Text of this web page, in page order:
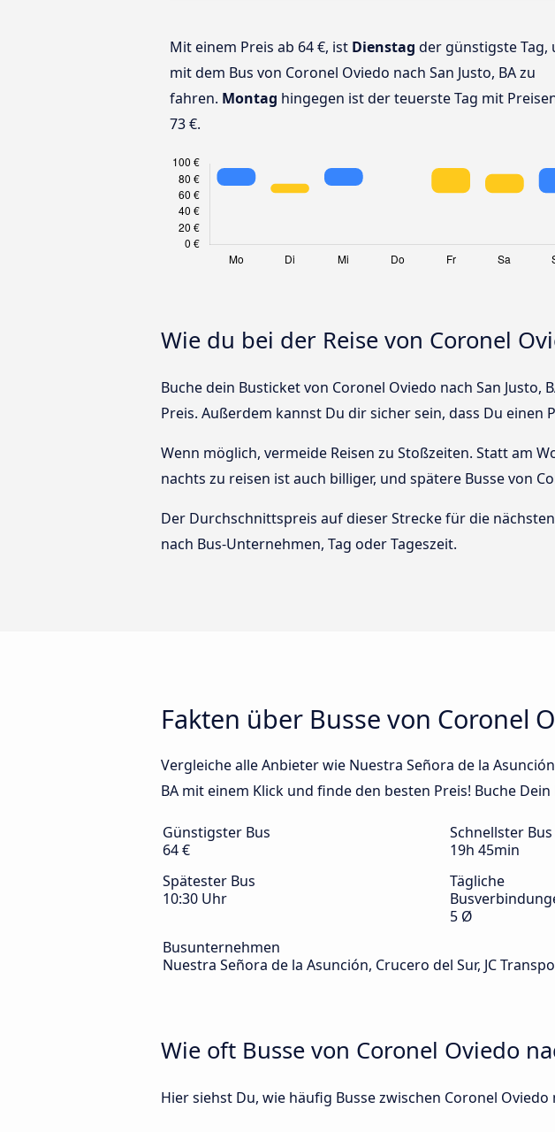
Mit einem Preis ab 64 €, ist Dienstag der günstigste Tag,
mit dem Bus von Coronel Oviedo nach San Justo, BA zu
fahren. Montag hingegen ist der teuerste Tag mit
73 €.
Wie du bei der Reise von Coronel
Buche dein Busticket von Coronel Oviedo nach San
Preis. Außerdem kannst Du dir sicher sein, dass Du einen
Wenn möglich, vermeide Reisen zu Stoßzeiten. Statt am
nachts zu reisen ist auch billiger, und spätere Busse von
Der Durchschnittspreis auf dieser Strecke für die
nach Bus-Unternehmen, Tag oder Tageszeit.
Fakten über Busse von Coronel
Vergleiche alle Anbieter wie Nuestra Señora de la
BA mit einem Klick und finde den besten Preis! Buche
Günstigster Bus
64 €
Schnellster Bus
19h 45min
Spätester Bus
10:30 Uhr
Tägliche
5 Ø
Busunternehmen
Nuestra Señora de la Asunción, Crucero del Sur, JC
Wie oft Busse von Coronel Oviedo
Hier siehst Du, wie häufig Busse zwischen Coronel